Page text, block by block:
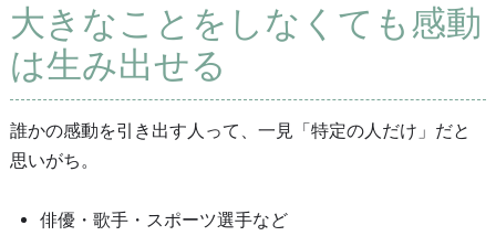
大きなことをしなくても感動
は生み出せる
誰かの感動を引き出す人って、一見「特定の人だけ」だと
思いがち。
俳優・歌手・スポーツ選手など